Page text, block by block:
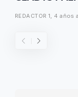
REDACTOR 1, 4 años